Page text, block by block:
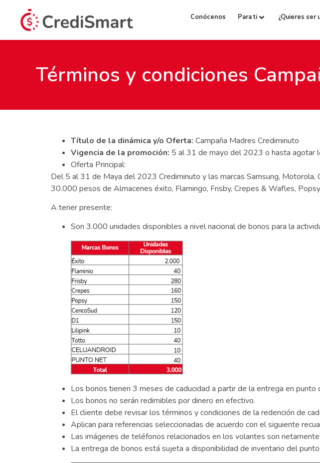
Conócenos Para ti ¿Quieres ser
Términos y condiciones
Título de la dinámica y/o Oferta: Campaña Madres Crediminuto
Vigencia de la promoción: 5 al 31 de mayo del 2023 o hasta agotar
Oferta Principal:
Del 5 al 31 de Maya del 2023 Crediminuto y las marcas Samsung,
30.000 pesos de Almacenes éxito, Flamingo, Frisby, Crepes & Wafles,
A tener presente:
Son 3.000 unidades disponibles a nivel nacional de bonos para la
Los bonos tienen 3 meses de caducidad a partir de la entrega en punto
Los bonos no serán redimibles por dinero en efectivo.
El cliente debe revisar los términos y condiciones de la redención de
Aplican para referencias seleccionadas de acuerdo con el siguiente
Las imágenes de teléfonos relacionados en los volantes son
La entrega de bonos está sujeta a disponibilidad de inventario del